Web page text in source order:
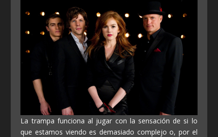
La trampa funciona al jugar con la sensación de si lo
que estamos viendo es demasiado complejo o, por el